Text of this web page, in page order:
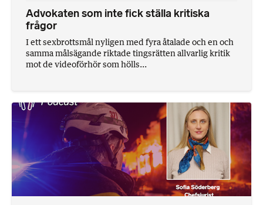
Advokaten som inte fick ställa kritiska
frågor
I ett sexbrottsmål nyligen med fyra åtalade och en och
samma målsägande riktade tingsrätten allvarlig kritik
mot de videoförhör som hölls...